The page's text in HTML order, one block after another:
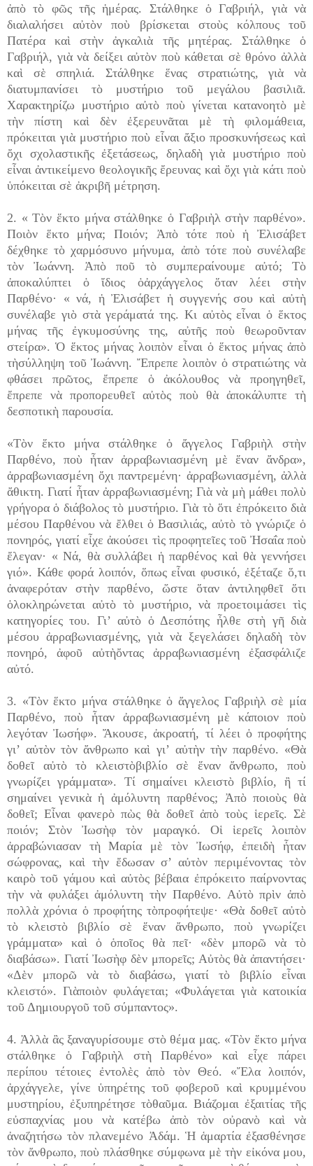
ἀπὸ τὸ φῶς τῆς ἡμέρας. Στάλθηκε ὁ Γαβριήλ, γιὰ νὰ
διαλαλήσει αὐτὸν ποὺ βρίσκεται στοὺς κόλπους τοῦ
Πατέρα καὶ στὴν ἀγκαλιὰ τῆς μητέρας. Στάλθηκε ὁ
Γαβριήλ, γιὰ νὰ δείξει αὐτὸν ποὺ κάθεται σὲ θρόνο ἀλλὰ
καὶ σὲ σπηλιά. Στάλθηκε ἕνας στρατιώτης, γιὰ νὰ
διατυμπανίσει τὸ μυστήριο τοῦ μεγάλου βασιλιᾶ.
Χαρακτηρίζω μυστήριο αὐτὸ ποὺ γίνεται κατανοητὸ μὲ
τὴν πίστη καὶ δὲν ἐξερευνᾶται μὲ τὴ φιλομάθεια,
πρόκειται γιὰ μυστήριο ποὺ εἶναι ἄξιο προσκυνήσεως καὶ
ὄχι σχολαστικῆς ἐξετάσεως, δηλαδὴ γιὰ μυστήριο ποὺ
εἶναι ἀντικείμενο θεολογικῆς ἔρευνας καὶ ὄχι γιὰ κάτι ποὺ
ὑπόκειται σὲ ἀκριβῆ μέτρηση.
2. « Τὸν ἕκτο μήνα στάλθηκε ὁ Γαβριὴλ στὴν παρθένο».
Ποιὸν ἕκτο μήνα; Ποιόν; Ἀπὸ τότε ποὺ ἡ Ἐλισάβετ
δέχθηκε τὸ χαρμόσυνο μήνυμα, ἀπὸ τότε ποὺ συνέλαβε
τὸν Ἰωάννη. Ἀπὸ ποῦ τὸ συμπεραίνουμε αὐτό; Τὸ
ἀποκαλύπτει ὁ ἴδιος ὁἀρχάγγελος ὅταν λέει στὴν
Παρθένο· « νά, ἡ Ἐλισάβετ ἡ συγγενής σου καὶ αὐτὴ
συνέλαβε γιὸ στὰ γεράματά της. Κι αὐτὸς εἶναι ὁ ἕκτος
μήνας τῆς ἐγκυμοσύνης της, αὐτῆς ποὺ θεωροῦνταν
στείρα». Ὁ ἕκτος μήνας λοιπὸν εἶναι ὁ ἕκτος μήνας ἀπὸ
τὴσύλληψη τοῦ Ἰωάννη. Ἔπρεπε λοιπὸν ὁ στρατιώτης νὰ
φθάσει πρῶτος, ἔπρεπε ὁ ἀκόλουθος νὰ προηγηθεῖ,
ἔπρεπε νὰ προπορευθεῖ αὐτὸς ποὺ θὰ ἀποκάλυπτε τὴ
δεσποτικὴ παρουσία.
«Τὸν ἕκτο μήνα στάλθηκε ὁ ἄγγελος Γαβριὴλ στὴν
Παρθένο, ποὺ ἦταν ἀρραβωνιασμένη μὲ ἕναν ἄνδρα»,
ἀρραβωνιασμένη ὄχι παντρεμένη· ἀρραβωνιασμένη, ἀλλὰ
ἄθικτη. Γιατί ἦταν ἀρραβωνιασμένη; Γιὰ νὰ μὴ μάθει πολὺ
γρήγορα ὁ διάβολος τὸ μυστήριο. Γιὰ τὸ ὅτι ἐπρόκειτο διὰ
μέσου Παρθένου νὰ ἔλθει ὁ Βασιλιάς, αὐτὸ τὸ γνώριζε ὁ
πονηρός, γιατί εἶχε ἀκούσει τὶς προφητεῖες τοῦ Ἠσαΐα ποὺ
ἔλεγαν· « Νά, θὰ συλλάβει ἡ παρθένος καὶ θὰ γεννήσει
γιό». Κάθε φορά λοιπόν, ὅπως εἶναι φυσικό, ἐξέταζε ὅ,τι
ἀναφερόταν στὴν παρθένο, ὥστε ὅταν ἀντιληφθεῖ ὅτι
ὁλοκληρώνεται αὐτὸ τὸ μυστήριο, νὰ προετοιμάσει τὶς
κατηγορίες του. Γιʼ αὐτὸ ὁ Δεσπότης ἦλθε στὴ γῆ διὰ
μέσου ἀρραβωνιασμένης, γιὰ νὰ ξεγελάσει δηλαδὴ τὸν
πονηρό, ἀφοῦ αὐτὴὄντας ἀρραβωνιασμένη ἐξασφάλιζε
αὐτό.
3. «Τὸν ἕκτο μήνα στάλθηκε ὁ ἄγγελος Γαβριὴλ σὲ μία
Παρθένο, ποὺ ἦταν ἀρραβωνιασμένη μὲ κάποιον ποὺ
λεγόταν Ἰωσήφ». Ἄκουσε, ἀκροατή, τί λέει ὁ προφήτης
γιʼ αὐτὸν τὸν ἄνθρωπο καὶ γιʼ αὐτὴν τὴν παρθένο. «Θὰ
δοθεῖ αὐτὸ τὸ κλειστὸβιβλίο σὲ ἕναν ἄνθρωπο, ποὺ
γνωρίζει γράμματα». Τί σημαίνει κλειστὸ βιβλίο, ἢ τί
σημαίνει γενικὰ ἡ ἀμόλυντη παρθένος; Ἀπὸ ποιοὺς θὰ
δοθεῖ; Εἶναι φανερὸ πὼς θὰ δοθεῖ ἀπὸ τοὺς ἱερεῖς. Σὲ
ποιόν; Στὸν Ἰωσὴφ τὸν μαραγκό. Οἱ ἱερεῖς λοιπὸν
ἀρραβώνιασαν τὴ Μαρία μὲ τὸν Ἰωσήφ, ἐπειδὴ ἦταν
σώφρονας, καὶ τὴν ἔδωσαν σ’ αὐτὸν περιμένοντας τὸν
καιρὸ τοῦ γάμου καὶ αὐτὸς βέβαια ἐπρόκειτο παίρνοντας
τὴν νὰ φυλάξει ἀμόλυντη τὴν Παρθένο. Αὐτὸ πρὶν ἀπὸ
πολλὰ χρόνια ὁ προφήτης τὸπροφήτεψε· «Θὰ δοθεῖ αὐτὸ
τὸ κλειστὸ βιβλίο σὲ ἕναν ἄνθρωπο, ποὺ γνωρίζει
γράμματα» καὶ ὁ ὁποῖος θὰ πεῖ· «δὲν μπορῶ νὰ τὸ
διαβάσω». Γιατί Ἰωσὴφ δὲν μπορεῖς; Αὐτὸς θὰ ἀπαντήσει·
«Δὲν μπορῶ νὰ τὸ διαβάσω, γιατί τὸ βιβλίο εἶναι
κλειστό». Γιὰποιὸν φυλάγεται; «Φυλάγεται γιὰ κατοικία
τοῦ Δημιουργοῦ τοῦ σύμπαντος».
4. Ἀλλὰ ἂς ξαναγυρίσουμε στὸ θέμα μας. «Τὸν ἕκτο μήνα
στάλθηκε ὁ Γαβριὴλ στὴ Παρθένο» καὶ εἶχε πάρει
περίπου τέτοιες ἐντολὲς ἀπὸ τὸν Θεό. «Ἔλα λοιπόν,
ἀρχάγγελε, γίνε ὑπηρέτης τοῦ φοβεροῦ καὶ κρυμμένου
μυστηρίου, ἐξυπηρέτησε τὸθαῦμα. Βιάζομαι ἐξαιτίας τῆς
εὐσπαχνίας μου νὰ κατέβω ἀπὸ τὸν οὐρανὸ καὶ νὰ
ἀναζητήσω τὸν πλανεμένο Ἀδάμ. Ἡ ἁμαρτία ἐξασθένησε
τὸν ἄνθρωπο, ποὺ πλάσθηκε σύμφωνα μὲ τὴν εἰκόνα μου,